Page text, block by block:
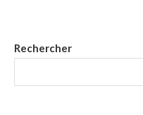
Rechercher